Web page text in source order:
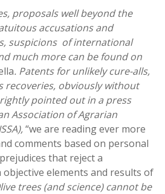
proposals well beyond the
accusations and
suspicions of international
much more can be found on
. Patents for unlikely cure-alls,
recoveries, obviously without
pointed out in a press
Association of Agrarian
“we are reading ever more
comments based on personal
that reject a
elements and results of
trees (and science) cannot be